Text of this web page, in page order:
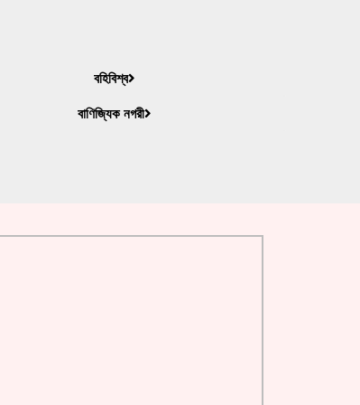
বহিবিশ্ব
বাণিজ্যিক নগরী